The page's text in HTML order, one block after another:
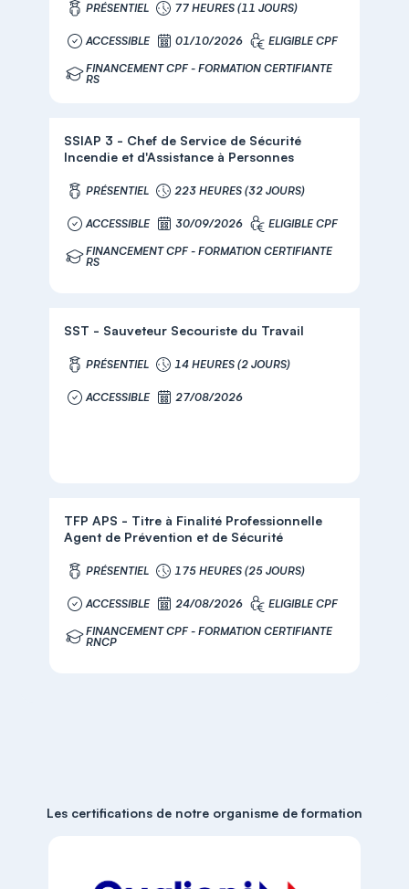
PRÉSENTIEL 77 HEURES (11 JOURS)
ACCESSIBLE 01/10/2026
ELIGIBLE CPF
FINANCEMENT CPF - FORMATION CERTIFIANTE
RS
SSIAP 3 - Chef de Service de Sécurité
Incendie et d'Assistance à Personnes
PRÉSENTIEL 223 HEURES (32 JOURS)
ACCESSIBLE 30/09/2026
ELIGIBLE CPF
FINANCEMENT CPF - FORMATION CERTIFIANTE
RS
SST - Sauveteur Secouriste du Travail
PRÉSENTIEL 14 HEURES (2 JOURS)
ACCESSIBLE 27/08/2026
TFP APS - Titre à Finalité Professionnelle
Agent de Prévention et de Sécurité
PRÉSENTIEL 175 HEURES (25 JOURS)
ACCESSIBLE 24/08/2026
ELIGIBLE CPF
FINANCEMENT CPF - FORMATION CERTIFIANTE
RNCP
Les certifications de notre organisme de formation